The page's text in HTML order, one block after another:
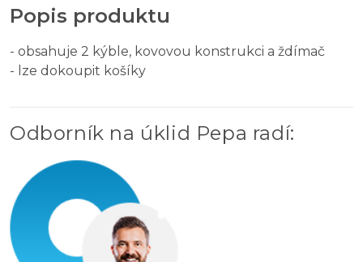
Popis produktu
- obsahuje 2 kýble, kovovou konstrukci a ždímač
- lze dokoupit košíky
Odborník na úklid Pepa radí: